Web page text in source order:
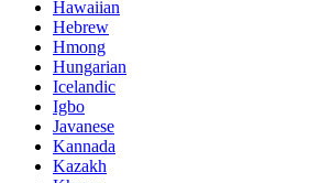
Hawaiian
Hebrew
Hmong
Hungarian
Icelandic
Igbo
Javanese
Kannada
Kazakh